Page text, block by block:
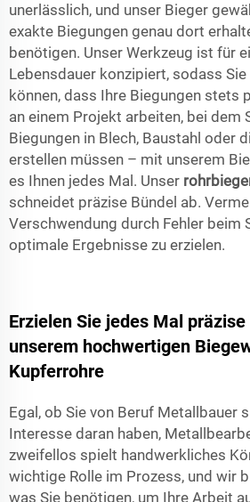
unerlässlich, und unser Bieger
exakte Biegungen genau dort
benötigen. Unser Werkzeug ist für
Lebensdauer konzipiert, sodass
können, dass Ihre Biegungen stets
an einem Projekt arbeiten, bei dem
Biegungen in Blech, Baustahl oder
erstellen müssen – mit unserem
es Ihnen jedes Mal. Unser
schneidet präzise Bündel ab.
Verschwendung durch Fehler beim
optimale Ergebnisse zu erzielen.
Erzielen Sie jedes Mal
unserem hochwertigen
Kupferrohre
Egal, ob Sie von Beruf Metallbauer
Interesse daran haben,
zweifellos spielt handwerkliches
wichtige Rolle im Prozess, und wir
was Sie benötigen, um Ihre Arbeit